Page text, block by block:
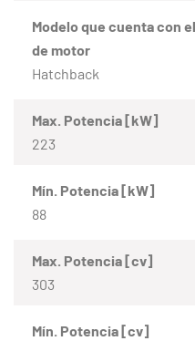
Modelo que cuenta con
de motor
Hatchback
Max. Potencia [kW]
223
Mín. Potencia [kW]
88
Max. Potencia [cv]
303
Mín. Potencia [cv]